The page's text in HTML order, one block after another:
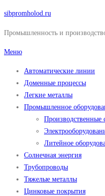
Перейти
содержимому
sibpromholod.ru
Промышленность и
Меню
Автоматические линии
Доменные процессы
Легкие металлы
Промышленное
Производственные
Литейное
Солнечная энергия
Трубопроводы
Тяжелые металлы
Цинковые покрытия